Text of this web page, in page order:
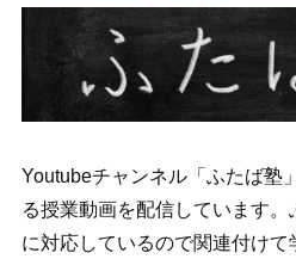
Youtubeチャンネル「ふたば塾
る授業動画を配信しています
に対応しているので関連付け